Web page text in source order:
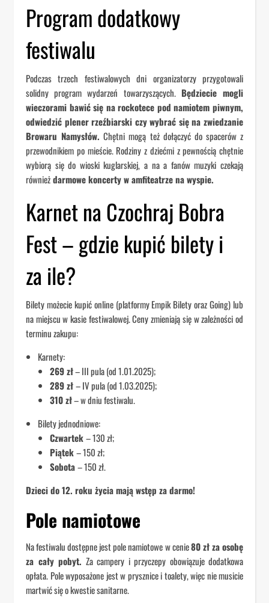
Program dodatkowy
festiwalu
Podczas trzech festiwalowych dni organizatorzy przygotowali
solidny program wydarzeń towarzyszących. Będziecie mogli
wieczorami bawić się na rockotece pod namiotem piwnym,
odwiedzić plener rzeźbiarski czy wybrać się na zwiedzanie
Browaru Namysłów. Chętni mogą też dołączyć do spacerów z
przewodnikiem po mieście. Rodziny z dziećmi z pewnością chętnie
wybiorą się do wioski kuglarskiej, a na a fanów muzyki czekają
równieżdarmowe koncerty w amfiteatrze na wyspie.
Karnet na Czochraj Bobra
Fest – gdzie kupić bilety i
za ile?
Bilety możecie kupić online (platformy Empik Bilety oraz Going) lub
na miejscu w kasie festiwalowej. Ceny zmieniają się w zależności od
terminu zakupu:
Karnety:
269 zł– III pula (od 1.01.2025);
289 zł– IV pula (od 1.03.2025);
310 zł– w dniu festiwalu.
Bilety jednodniowe:
Czwartek– 130 zł;
Piątek– 150 zł;
Sobota– 150 zł.
Dzieci do 12. roku życia mają wstęp za darmo!
Pole namiotowe
Na festiwalu dostępne jest pole namiotowe w cenie80 zł za osobę
za cały pobyt. Za campery i przyczepy obowiązuje dodatkowa
opłata. Pole wyposażone jest w prysznice i toalety, więc nie musicie
martwić się o kwestie sanitarne.